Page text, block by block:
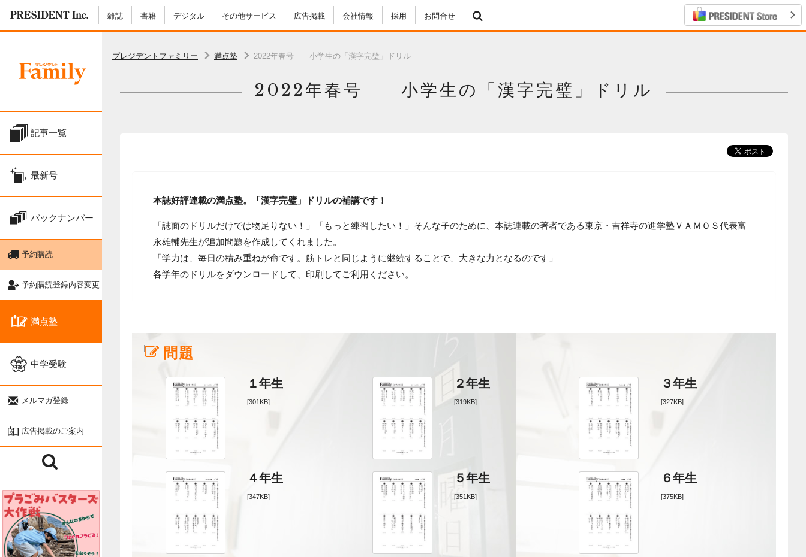
雑誌 書籍 デジタル その他サービス 広告掲載 会社情報 採用 お問合せ
記事一覧
最新号
バックナンバー
予約購読
予約購読登録内容変更
満点塾
中学受験
メルマガ登録
広告掲載のご案内
プレジデントファミリー 満点塾 2022年春号 小学生の「漢字完璧」ドリル
2022年春号 小学生の「漢字完璧」ドリル
本誌好評連載の満点塾。「漢字完璧」ドリルの補講です！
「誌面のドリルだけでは物足りない！」「もっと練習したい！」そんな子のために、本誌連載の著者である東京・吉祥寺の進学塾ＶＡＭＯＳ代表富
永雄輔先生が追加問題を作成してくれました。
「学力は、毎日の積み重ねが命です。筋トレと同じように継続することで、大きな力となるのです」
各学年のドリルをダウンロードして、印刷してご利用ください。
問題
１年生
[301KB]
２年生
[319KB]
３年生
[327KB]
４年生
[347KB]
５年生
[351KB]
６年生
[375KB]